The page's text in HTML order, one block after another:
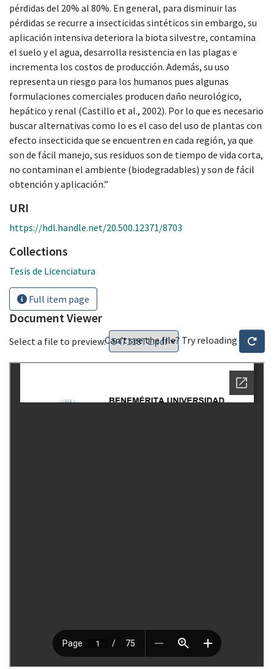
pérdidas del 20% al 80%. En general, para disminuir las
pérdidas se recurre a insecticidas sintéticos sin embargo, su
aplicación intensiva deteriora la biota silvestre, contamina
el suelo y el agua, desarrolla resistencia en las plagas e
incrementa los costos de producción. Además, su uso
representa un riesgo para los humanos pues algunas
formulaciones comerciales producen daño neurológico,
hepático y renal (Castillo et al., 2002). Por lo que es necesario
buscar alternativas como lo es el caso del uso de plantas con
efecto insecticida que se encuentren en cada región, ya que
son de fácil manejo, sus residuos son de tiempo de vida corta,
no contaminan el ambiente (biodegradables) y son de fácil
obtención y aplicación.”
URI
https://hdl.handle.net/20.500.12371/8703
Collections
Tesis de Licenciatura
Full item page
Document Viewer
Select a file to preview:Can't see the file? Try reloading